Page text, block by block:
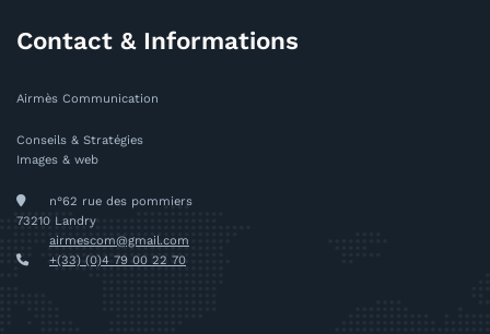
Contact & Informations
Airmès Communication
Conseils & Stratégies
Images & web
n°62 rue des pommiers
73210 Landry
airmescom@gmail.com
+(33) (0)4 79 00 22 70